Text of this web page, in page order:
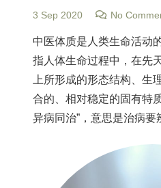
3 Sep 2020 No
中医体质是人类生命活动
指人体生命过程中，在先
上所形成的形态结构、生
合的、相对稳定的固有特
异病同治”，意思是治病要